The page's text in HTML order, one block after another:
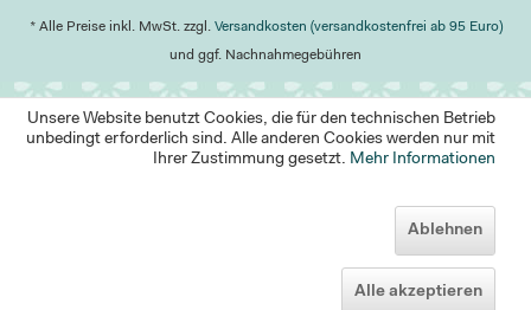
* Alle Preise inkl. MwSt. zzgl. Versandkosten (versandkostenfrei ab 95 Euro)
und ggf. Nachnahmegebühren
Unsere Website benutzt Cookies, die für den technischen Betrieb
unbedingt erforderlich sind. Alle anderen Cookies werden nur mit
Ihrer Zustimmung gesetzt. Mehr Informationen
Ablehnen
Alle akzeptieren